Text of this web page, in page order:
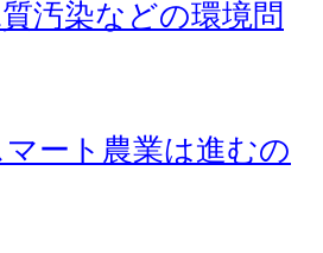
汚染などの環境問
ート農業は進むの